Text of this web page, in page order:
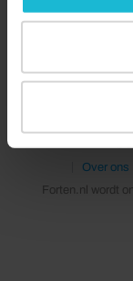
©
Over ons
Forten.nl wordt